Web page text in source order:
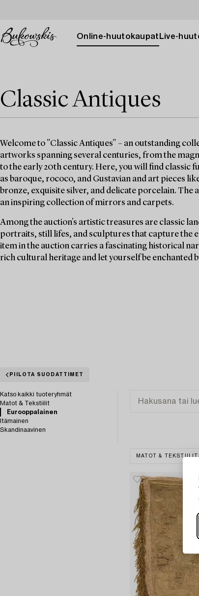
Online-huutokaupat Live-
Classic Antiques
Welcome to "Classic Antiques" – an outstanding
artworks spanning several centuries, from the
to the early 20th century. Here, you will find classic
as baroque, rococo, and Gustavian and art pieces
bronze, exquisite silver, and delicate porcelain. The
an inspiring collection of mirrors and carpets.
Among the auction's artistic treasures are classic
portraits, still lifes, and sculptures that capture the
item in the auction carries a fascinating historical
rich cultural heritage and let yourself be enchanted
PIILOTA SUODATTIMET
Katso kaikki tuoteryhmät
Matot & Tekstiilit
Eurooppalainen
Itämainen
Skandinaavinen
MATOT & TEKSTIILIT